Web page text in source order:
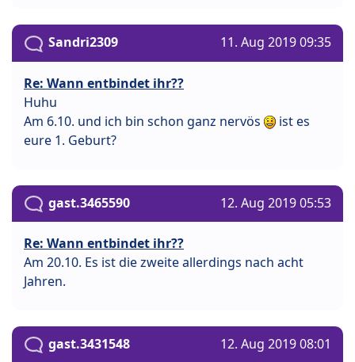
Sandri2309 11. Aug 2019 09:35
Re: Wann entbindet ihr??
Huhu
Am 6.10. und ich bin schon ganz nervös
ist es
eure 1. Geburt?
gast.3465590 12. Aug 2019 05:53
Re: Wann entbindet ihr??
Am 20.10. Es ist die zweite allerdings nach acht
Jahren.
gast.3431548 12. Aug 2019 08:01